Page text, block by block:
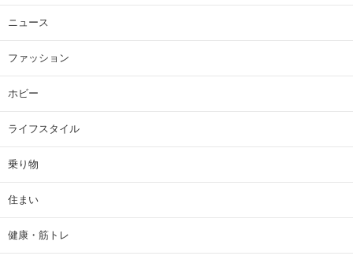
ニュース
ファッション
ホビー
ライフスタイル
乗り物
住まい
健康・筋トレ